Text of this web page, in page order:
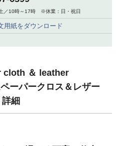
／10時～17時 ※休業：日・祝日
用紙をダウンロード
cloth ＆ leather
ーパークロス＆レザー
細